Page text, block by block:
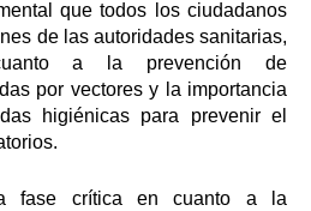
que todos los ciudadanos
de las autoridades sanitarias,
a la prevención de
por vectores y la importancia
higiénicas para prevenir el
fase crítica en cuanto a la